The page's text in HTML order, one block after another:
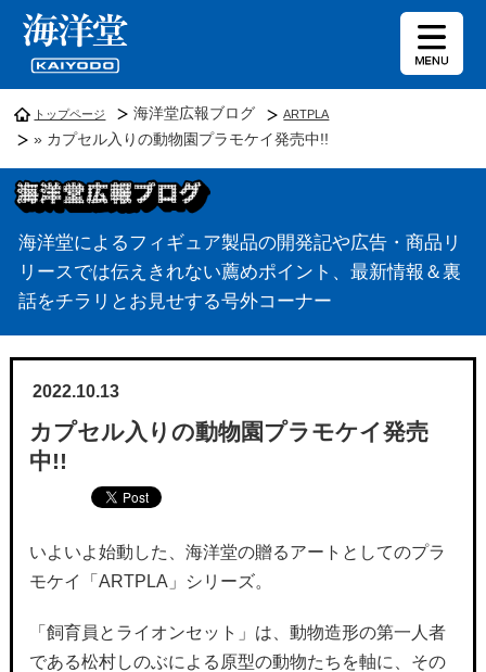
トップページ 海洋堂広報ブログ ARTPLA
» カプセル入りの動物園プラモケイ発売中!!
海洋堂によるフィギュア製品の開発記や広告・商品リ
リースでは伝えきれない薦めポイント、最新情報＆裏
話をチラリとお見せする号外コーナー
2022.10.13
カプセル入りの動物園プラモケイ発売
中!!
いよいよ始動した、海洋堂の贈るアートとしてのプラ
モケイ「ARTPLA」シリーズ。
「飼育員とライオンセット」は、動物造形の第一人者
である松村しのぶによる原型の動物たちを軸に、その